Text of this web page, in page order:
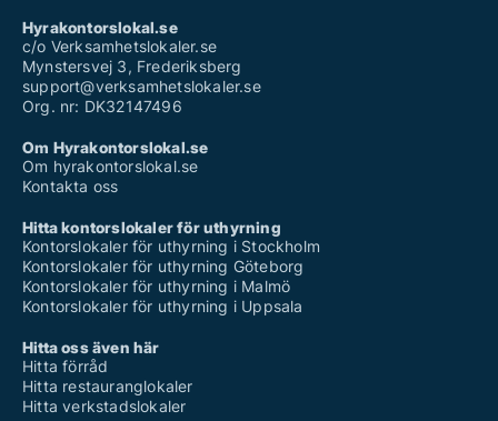
Hyrakontorslokal.se
c/o Verksamhetslokaler.se
Mynstersvej 3, Frederiksberg
support@verksamhetslokaler.se
Org. nr: DK32147496
Om Hyrakontorslokal.se
Om hyrakontorslokal.se
Kontakta oss
Hitta kontorslokaler för uthyrning
Kontorslokaler för uthyrning i Stockholm
Kontorslokaler för uthyrning Göteborg
Kontorslokaler för uthyrning i Malmö
Kontorslokaler för uthyrning i Uppsala
Hitta oss även här
Hitta förråd
Hitta restauranglokaler
Hitta verkstadslokaler